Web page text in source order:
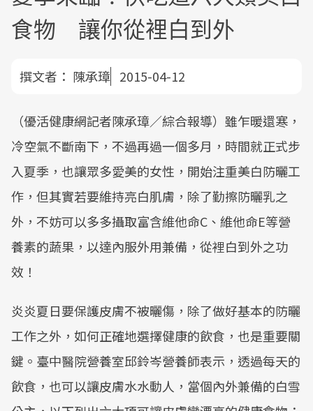
食物 讓你從裡白到外
撰文者： 陳承璋 2015-04-12
（優活健康網記者陳承璋／綜合報導）雖乍暖還寒，
冷空氣不斷南下，不過再過一個多月，時間就正式步
入夏季，也讓眾多愛美的女性，開始注重美白防曬工
作，但其實若要維持亮白肌膚，除了勤擦防曬乳之
外，不妨可以多多攝取富含維他命C、維他命E等營
養素的蔬果，以達內服外用兼備，從裡白到外之功
效！
炎炎夏日要保護皮膚不被曬傷，除了做好基本的防曬
工作之外，如何正確地選擇健康的飲食，也是重要關
鍵。臺中醫院營養室邱鈴岑營養師表示，透過每天的
飲食，也可以讓皮膚水水動人，當個內外兼備的白雪